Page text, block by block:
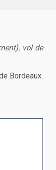
vol de
Bordeaux.